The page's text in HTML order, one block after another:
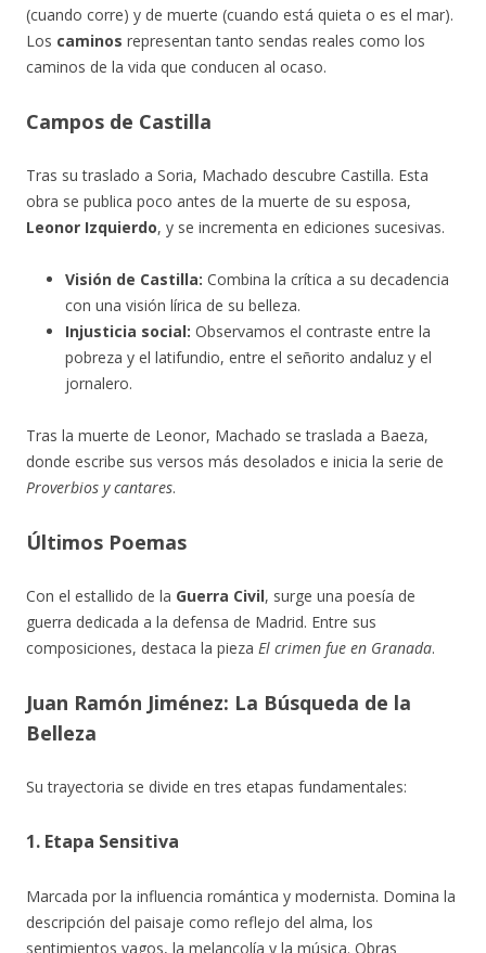
(cuando corre) y de muerte (cuando está quieta o es el mar).
Los caminos representan tanto sendas reales como los
caminos de la vida que conducen al ocaso.
Campos de Castilla
Tras su traslado a Soria, Machado descubre Castilla. Esta
obra se publica poco antes de la muerte de su esposa,
Leonor Izquierdo, y se incrementa en ediciones sucesivas.
Visión de Castilla: Combina la crítica a su decadencia
con una visión lírica de su belleza.
Injusticia social: Observamos el contraste entre la
pobreza y el latifundio, entre el señorito andaluz y el
jornalero.
Tras la muerte de Leonor, Machado se traslada a Baeza,
donde escribe sus versos más desolados e inicia la serie de
Proverbios y cantares.
Últimos Poemas
Con el estallido de la Guerra Civil, surge una poesía de
guerra dedicada a la defensa de Madrid. Entre sus
composiciones, destaca la pieza El crimen fue en Granada.
Juan Ramón Jiménez: La Búsqueda de la
Belleza
Su trayectoria se divide en tres etapas fundamentales:
1. Etapa Sensitiva
Marcada por la influencia romántica y modernista. Domina la
descripción del paisaje como reflejo del alma, los
sentimientos vagos, la melancolía y la música. Obras